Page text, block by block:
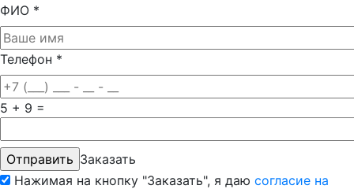
ФИО *
Телефон *
5 + 9 =
Заказать
Нажимая на кнопку "Заказать", я даю согласие на